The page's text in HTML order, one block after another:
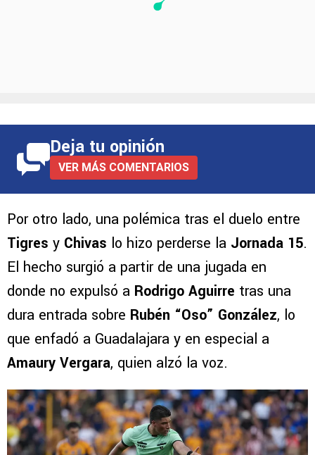
Deja tu opinión
VER MÁS COMENTARIOS
Por otro lado, una polémica tras el duelo entre
Tigres y Chivas lo hizo perderse la Jornada 15.
El hecho surgió a partir de una jugada en
donde no expulsó a Rodrigo Aguirre tras una
dura entrada sobre Rubén “Oso” González, lo
que enfadó a Guadalajara y en especial a
Amaury Vergara, quien alzó la voz.